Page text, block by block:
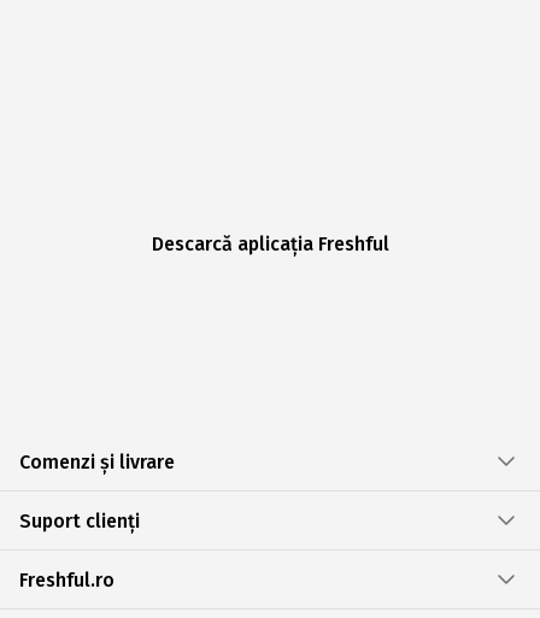
Descarcă aplicația Freshful
Comenzi și livrare
Suport clienți
Freshful.ro